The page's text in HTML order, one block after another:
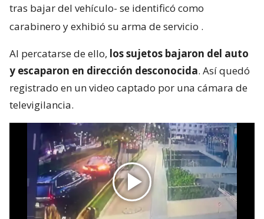
tras bajar del vehículo- se identificó como
carabinero y exhibió su arma de servicio .
Al percatarse de ello, los sujetos bajaron del auto
y escaparon en dirección desconocida. Así quedó
registrado en un video captado por una cámara de
televigilancia.